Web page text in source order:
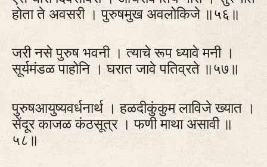
होता ते अवसरी । पुरुषमुख अवलोकिजे ॥५६॥
जरी नसे पुरुष भवनी । त्याचे रूप ध्यावे मनी ।
सूर्यमंडळ पाहोनि । घरात जावे पतिव्रते ॥५७॥
पुरुषआयुष्यवर्धनार्थ । हळदीकुंकुम लाविजे ख्यात ।
सेंदूर काजळ कंठसूत्र । फणी माथा असावी ॥
५८॥